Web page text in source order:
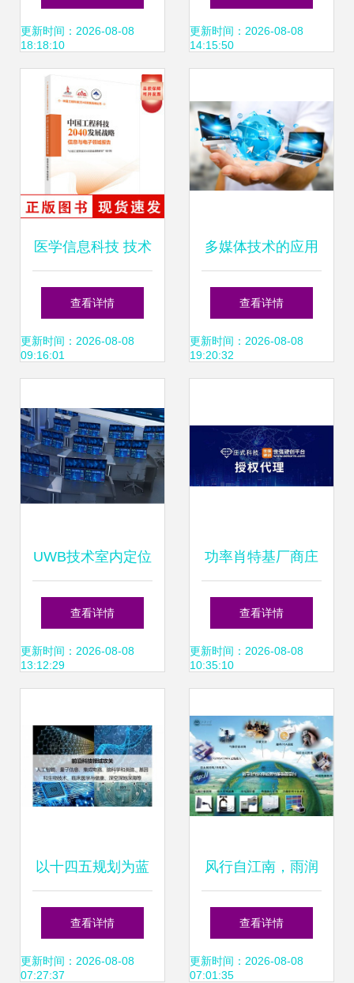
向新之路
更新时间：2026-08-08
18:18:10
科技共探教育创新
更新时间：2026-08-08
14:15:50
医学信息科技 技术
驱动的智慧医疗新
纪元
查看详情
更新时间：2026-08-08
09:16:01
多媒体技术的应用
领域 信息科技领域
的技术开发探索
查看详情
更新时间：2026-08-08
19:20:32
UWB技术室内定位
精准迭代 浩云科技
撬动AR无限可能
查看详情
更新时间：2026-08-08
13:12:29
功率肖特基厂商庄
氏科技授权世强硬
创代理，赋能储能
查看详情
更新时间：2026-08-08
10:35:10
以十四五规划为蓝
图 信息科技领域技
术开发的13个关键
查看详情
更新时间：2026-08-08
07:27:37
风行自江南，雨润
杏坛——江南大
学‘粮草先行’开启校
查看详情
更新时间：2026-08-08
07:01:35